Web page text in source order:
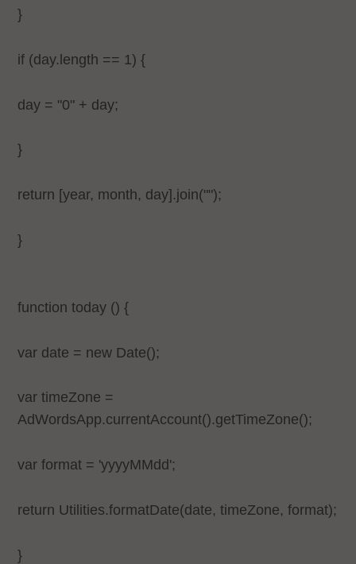
}
if (day.length == 1) {
day = "0" + day;
}
return [year, month, day].join("");
}
function today () {
var date = new Date();
var timeZone =
AdWordsApp.currentAccount().getTimeZone();
var format = 'yyyyMMdd';
return Utilities.formatDate(date, timeZone, format);
}